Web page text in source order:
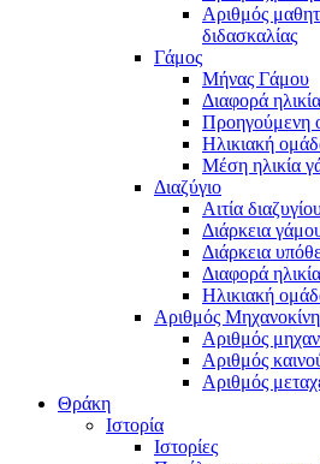
Αριθμός
διδασκαλίας
Γάμος
Μήνας Γάμου
Διαφορά
Προηγούμενη
Ηλικιακή
Μέση ηλικία
Διαζύγιο
Αιτία
Διάρκεια
Διάρκεια
Διαφορά
Ηλικιακή
Αριθμός
Αριθμός
Αριθμός
Αριθμός
Θράκη
Ιστορία
Ιστορίες